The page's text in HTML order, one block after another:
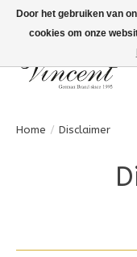
Bots Electronics T.+31 (0)40
Home / Disclaimer
Door het gebruiken van
cookies om onze